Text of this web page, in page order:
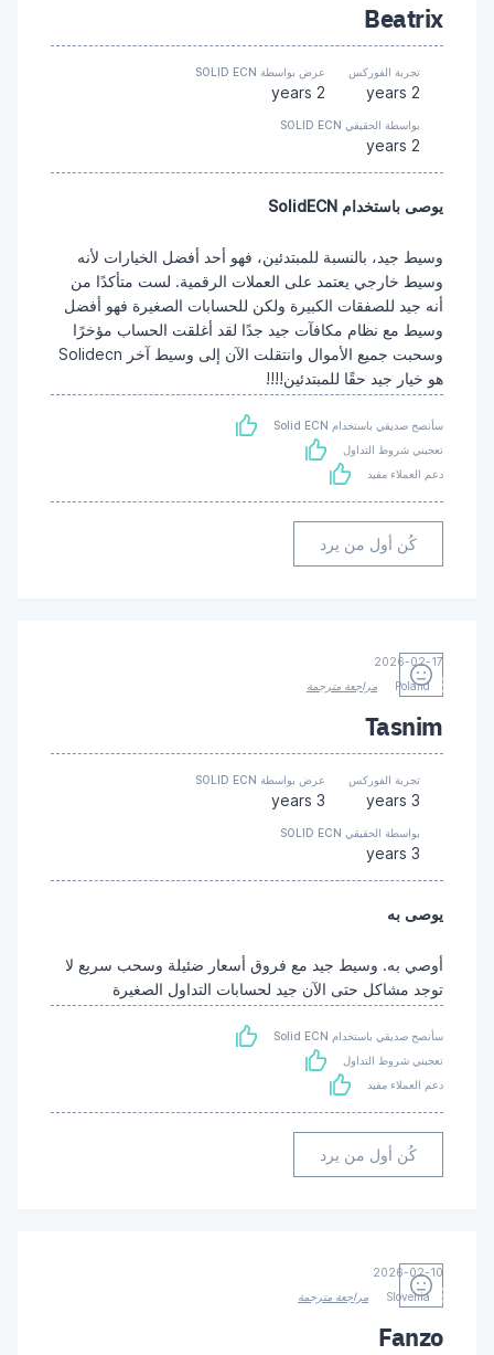
Beatrix
تجربة الفوركس
2 years
عرض بواسطة SOLID ECN
2 years
بواسطة الحقيقي SOLID ECN
2 years
يوصى باستخدام SolidECN
وسيط جيد، بالنسبة للمبتدئين، فهو أحد أفضل الخيارات لأنه
وسيط خارجي يعتمد على العملات الرقمية. لست متأكدًا من
أنه جيد للصفقات الكبيرة ولكن للحسابات الصغيرة فهو أفضل
وسيط مع نظام مكافآت جيد جدًا لقد أغلقت الحساب مؤخرًا
وسحبت جميع الأموال وانتقلت الآن إلى وسيط آخر Solidecn
هو خيار جيد حقًا للمبتدئين!!!!
سأنصح صديقي باستخدام Solid ECN
تعجبني شروط التداول
دعم العملاء مفيد
كُن أول من يرد
2026-02-17
Poland
مراجعة مترجمة
Tasnim
تجربة الفوركس
3 years
عرض بواسطة SOLID ECN
3 years
بواسطة الحقيقي SOLID ECN
3 years
يوصى به
أوصي به. وسيط جيد مع فروق أسعار ضئيلة وسحب سريع لا
توجد مشاكل حتى الآن جيد لحسابات التداول الصغيرة
سأنصح صديقي باستخدام Solid ECN
تعجبني شروط التداول
دعم العملاء مفيد
كُن أول من يرد
2026-02-10
Slovenia
مراجعة مترجمة
Fanzo